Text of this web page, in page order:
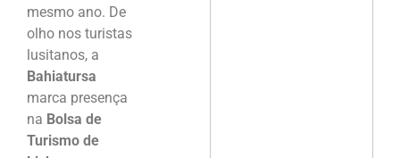
mesmo ano. De
olho nos turistas
lusitanos, a
Bahiatursa
marca presença
na Bolsa de
Turismo de